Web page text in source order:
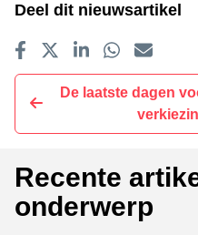
Deel dit nieuwsartikel
Delen op Facebook
TweetDelen op
Delen op
E-
De laatste dagen
Recente
onderwerp